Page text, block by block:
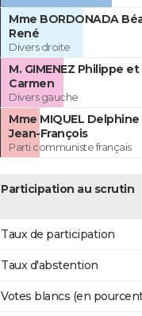
Mme BORDONADA
René
Divers droite
M. GIMENEZ Philippe
Carmen
Divers gauche
Mme MIQUEL Delphine
Jean-François
Parti communiste français
Participation au scrutin
Taux de participation
Taux d'abstention
Votes blancs (en